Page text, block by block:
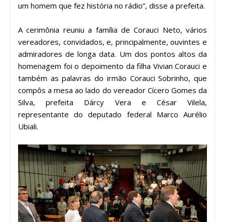
um homem que fez história no rádio”, disse a prefeita.
A cerimônia reuniu a família de Corauci Neto, vários
vereadores, convidados, e, principalmente, ouvintes e
admiradores de longa data. Um dos pontos altos da
homenagem foi o depoimento da filha Vivian Corauci e
também as palavras do irmão Corauci Sobrinho, que
compôs a mesa ao lado do vereador Cícero Gomes da
Silva, prefeita Dárcy Vera e César Vilela,
representante do deputado federal Marco Aurélio
Ubiali.